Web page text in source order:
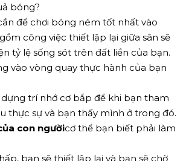
bóng?
để chơi bóng ném tốt nhất vào
công việc thiết lập lại giữa sân sẽ
tỷ lệ sống sót trên đất liền của bạn.
vào vòng quay thực hành của bạn
trí nhớ cơ bắp để khi bạn tham
thực sự và bạn thấy mình ở trong đó.
con ngườicơ thể bạn biết phải làm
bạn sẽ thiết lập lại và bạn sẽ chờ